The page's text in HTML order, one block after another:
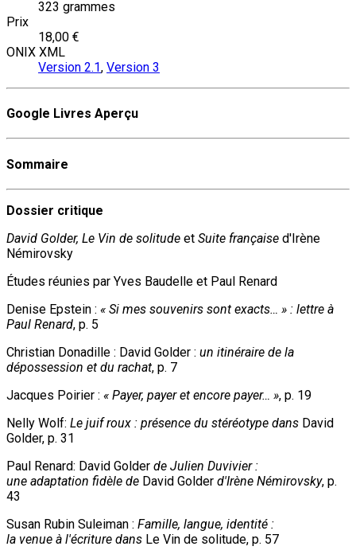
323 grammes
Prix
18,00 €
ONIX XML
Version 2.1, Version 3
Google Livres Aperçu
Sommaire
Dossier critique
David Golder, Le Vin de solitude et Suite française d'Irène
Némirovsky
Études réunies par Yves Baudelle et Paul Renard
Denise Epstein : « Si mes souvenirs sont exacts… » : lettre à
Paul Renard, p. 5
Christian Donadille : David Golder : un itinéraire de la
dépossession et du rachat, p. 7
Jacques Poirier : « Payer, payer et encore payer… », p. 19
Nelly Wolf: Le juif roux : présence du stéréotype dans David
Golder, p. 31
Paul Renard: David Golder de Julien Duvivier :
une adaptation fidèle de David Golder d'Irène Némirovsky, p.
43
Susan Rubin Suleiman : Famille, langue, identité :
la venue à l'écriture dans Le Vin de solitude, p. 57